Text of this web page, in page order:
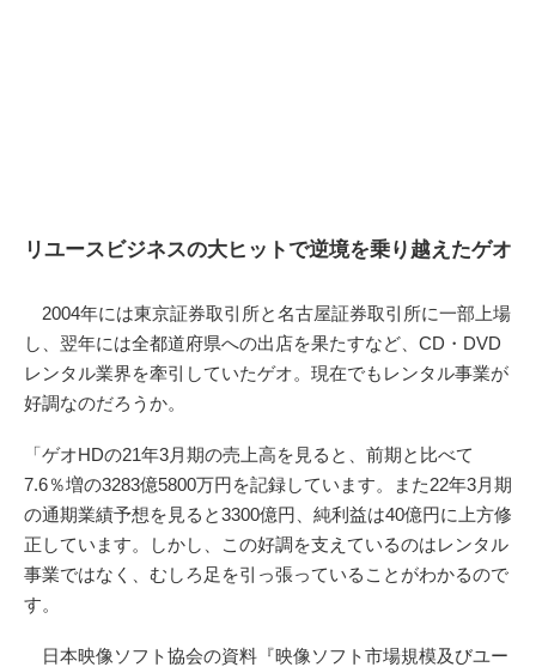
リユースビジネスの大ヒットで逆境を乗り越えたゲオ
2004年には東京証券取引所と名古屋証券取引所に一部上場
し、翌年には全都道府県への出店を果たすなど、CD・DVD
レンタル業界を牽引していたゲオ。現在でもレンタル事業が
好調なのだろうか。
「ゲオHDの21年3月期の売上高を見ると、前期と比べて
7.6％増の3283億5800万円を記録しています。また22年3月期
の通期業績予想を見ると3300億円、純利益は40億円に上方修
正しています。しかし、この好調を支えているのはレンタル
事業ではなく、むしろ足を引っ張っていることがわかるので
す。
日本映像ソフト協会の資料『映像ソフト市場規模及びユー